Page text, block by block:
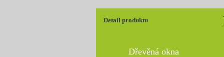
Detail produktu
Dřevěná okna